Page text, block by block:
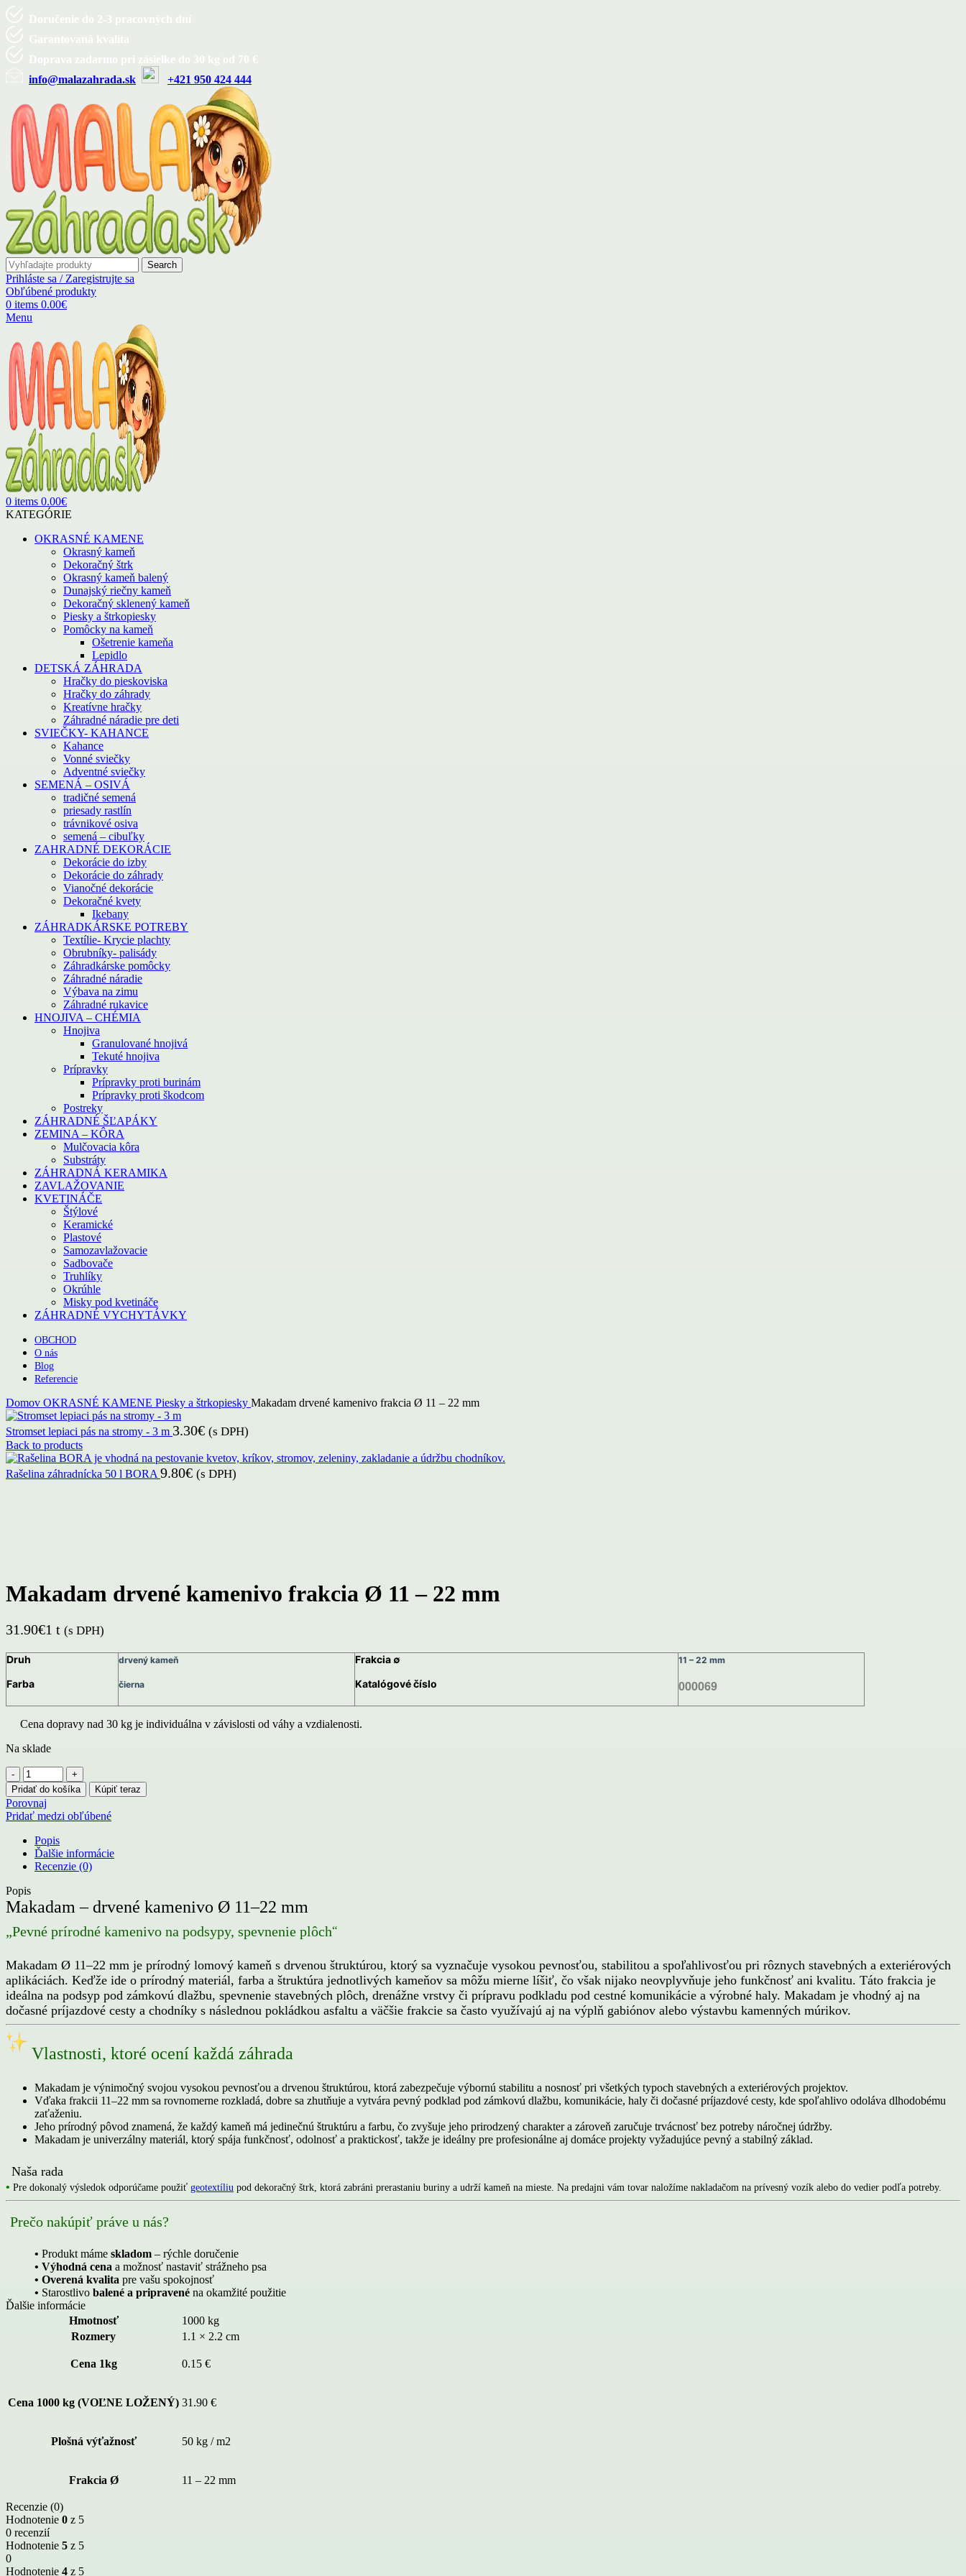
info@malazahrada.sk
+421 950 424 444
Search
Prihláste sa / Zaregistrujte sa
Obľúbené produkty
0 items 0.00€
Menu
0 items 0.00€
KATEGÓRIE
OKRASNÉ KAMENE
Okrasný kameň
Dekoračný štrk
Okrasný kameň balený
Dunajský riečny kameň
Dekoračný sklenený kameň
Piesky a štrkopiesky
Pomôcky na kameň
Ošetrenie kameňa
Lepidlo
DETSKÁ ZÁHRADA
Hračky do pieskoviska
Hračky do záhrady
Kreatívne hračky
Záhradné náradie pre deti
SVIEČKY- KAHANCE
Kahance
Vonné sviečky
Adventné sviečky
SEMENÁ – OSIVÁ
tradičné semená
priesady rastlín
trávnikové osiva
semená – cibuľky
ZAHRADNÉ DEKORÁCIE
Dekorácie do izby
Dekorácie do záhrady
Vianočné dekorácie
Dekoračné kvety
Ikebany
ZÁHRADKÁRSKE POTREBY
Textílie- Krycie plachty
Obrubníky- palisády
Záhradkárske pomôcky
Záhradné náradie
Výbava na zimu
Záhradné rukavice
HNOJIVA – CHÉMIA
Hnojiva
Granulované hnojivá
Tekuté hnojiva
Prípravky
Prípravky proti burinám
Prípravky proti škodcom
Postreky
ZÁHRADNÉ ŠĽAPÁKY
ZEMINA – KÔRA
Mulčovacia kôra
Substráty
ZÁHRADNÁ KERAMIKA
ZAVLAŽOVANIE
KVETINÁČE
Štýlové
Keramické
Plastové
Samozavlažovacie
Sadbovače
Truhlíky
Okrúhle
Misky pod kvetináče
ZÁHRADNÉ VYCHYTÁVKY
OBCHOD
O nás
Blog
Referencie
Domov OKRASNÉ KAMENE Piesky a štrkopiesky Makadam drvené kamenivo frakcia Ø 11 – 22 mm
Stromset lepiaci pás na stromy - 3 m 3.30€ (s DPH)
Back to products
Rašelina záhradnícka 50 l BORA 9.80€ (s DPH)
Makadam drvené kamenivo frakcia Ø 11 – 22 mm
31.90€1 t (s DPH)
Druh
Farba
drvený kameň
čierna
Frakcia ∅
Katalógové číslo
11 – 22 mm
000069
Cena dopravy nad 30 kg je individuálna v závislosti od váhy a vzdialenosti.
Na sklade
množstvo
Makadam
drvené
kamenivo
frakcia
Ø
11
-
mm
Pridať do košíka Kúpiť teraz
Porovnaj
Pridať medzi obľúbené
Popis
Ďalšie informácie
Recenzie (0)
Popis
Makadam – drvené kamenivo Ø 11–22 mm
„Pevné prírodné kamenivo na podsypy, spevnenie plôch“
Makadam Ø 11–22 mm je prírodný lomový kameň s drvenou štruktúrou, ktorý sa vyznačuje vysokou pevnosťou, stabilitou a spoľahlivosťou pri rôznych stavebných a exteriérových
aplikáciách. Keďže ide o prírodný materiál, farba a štruktúra jednotlivých kameňov sa môžu mierne líšiť, čo však nijako neovplyvňuje jeho funkčnosť ani kvalitu. Táto frakcia je
ideálna na podsyp pod zámkovú dlažbu, spevnenie stavebných plôch, drenážne vrstvy či prípravu podkladu pod cestné komunikácie a výrobné haly. Makadam je vhodný aj na
dočasné príjazdové cesty a chodníky s následnou pokládkou asfaltu a väčšie frakcie sa často využívajú aj na výplň gabiónov alebo výstavbu kamenných múrikov.
Vlastnosti, ktoré ocení každá záhrada
Makadam je výnimočný svojou vysokou pevnosťou a drvenou štruktúrou, ktorá zabezpečuje výbornú stabilitu a nosnosť pri všetkých typoch stavebných a exteriérových projektov.
Vďaka frakcii 11–22 mm sa rovnomerne rozkladá, dobre sa zhutňuje a vytvára pevný podklad pod zámkovú dlažbu, komunikácie, haly či dočasné príjazdové cesty, kde spoľahlivo odoláva dlhodobému
zaťaženiu.
Jeho prírodný pôvod znamená, že každý kameň má jedinečnú štruktúru a farbu, čo zvyšuje jeho prirodzený charakter a zároveň zaručuje trvácnosť bez potreby náročnej údržby.
Makadam je univerzálny materiál, ktorý spája funkčnosť, odolnosť a praktickosť, takže je ideálny pre profesionálne aj domáce projekty vyžadujúce pevný a stabilný základ.
Naša rada
• Pre dokonalý výsledok odporúčame použiť geotextíliu pod dekoračný štrk, ktorá zabráni prerastaniu buriny a udrží kameň na mieste. Na predajni vám tovar naložíme nakladačom na prívesný vozík alebo do vedier podľa potreby.
Prečo nakúpiť práve u nás?
• Produkt máme skladom – rýchle doručenie
• Výhodná cena a možnosť nastaviť strážneho psa
• Overená kvalita pre vašu spokojnosť
• Starostlivo balené a pripravené na okamžité použitie
Ďalšie informácie
Hmotnosť
1000 kg
Rozmery
1.1 × 2.2 cm
Cena 1kg 0.15 €
Cena 1000 kg (VOĽNE LOŽENÝ) 31.90 €
Plošná výťažnosť 50 kg / m2
Frakcia Ø 11 – 22 mm
Recenzie (0)
Hodnotenie 0 z 5
0 recenzií
Hodnotenie 5 z 5
0
Hodnotenie 4 z 5